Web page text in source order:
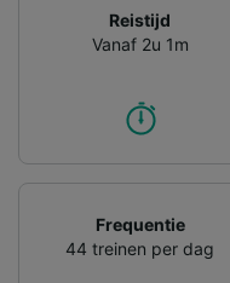
Reistijd
Vanaf 2u 1m
Frequentie
44 treinen per dag